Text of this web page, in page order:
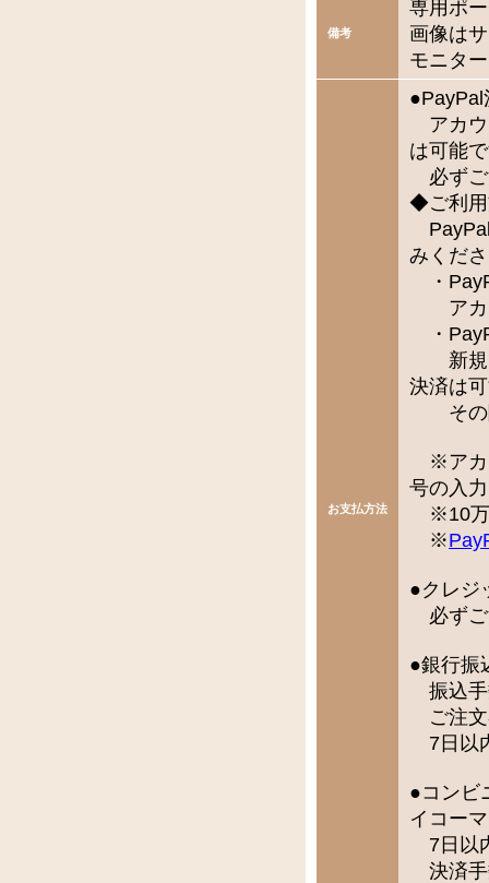
備考
専用ポ
画像は
モニタ
お支払方法
●PayPal
アカウ
は可能
必ずご
◆ご利
PayPal
みくだ
・
アカウ
・
新規で
決済は
その際
※アカ
号の入
※10万
※
●クレジ
必ずご
●銀行振
振込手
ご注文
7日以
●コンビ
イコー
7日以
決済手